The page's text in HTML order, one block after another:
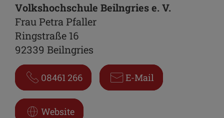
Volkshochschule Beilngries e. V.
Frau Petra Pfaller
Ringstraße 16
92339 Beilngries
08461 266 E-Mail
Website